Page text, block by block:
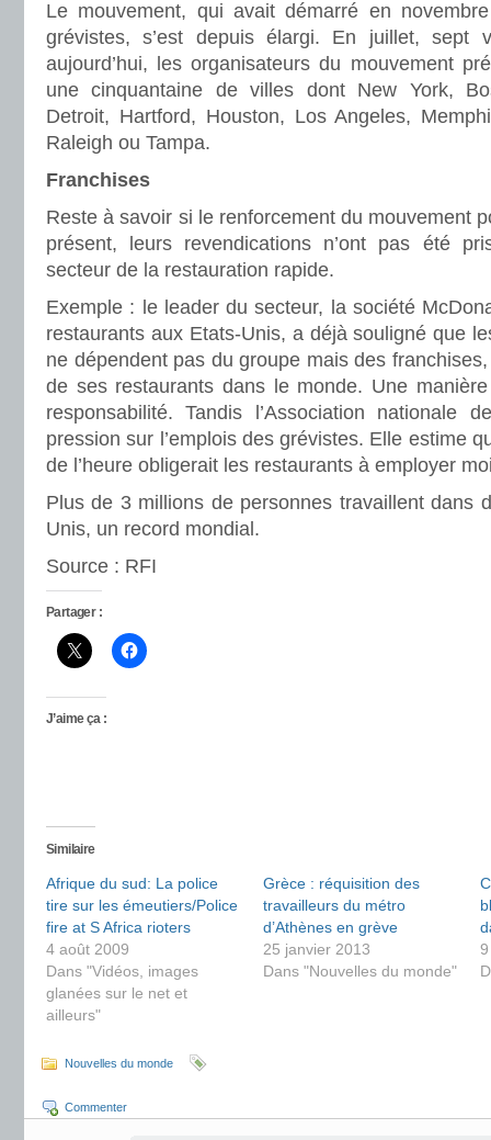
Le mouvement, qui avait démarré en
grévistes, s’est depuis élargi. En juillet, sept
aujourd’hui, les organisateurs du mouvement
une cinquantaine de villes dont New York,
Detroit, Hartford, Houston, Los Angeles,
Raleigh ou Tampa.
Franchises
Reste à savoir si le renforcement du mouvement
présent, leurs revendications n’ont pas été
secteur de la restauration rapide.
Exemple : le leader du secteur, la société
restaurants aux Etats-Unis, a déjà souligné que
ne dépendent pas du groupe mais des
de ses restaurants dans le monde. Une
responsabilité. Tandis l’Association nationale
pression sur l’emplois des grévistes. Elle estime
de l’heure obligerait les restaurants à employer
Plus de 3 millions de personnes travaillent dans
Unis, un record mondial.
Source : RFI
Partager :
J’aime ça :
Similaire
Afrique du sud: La police
tire sur les émeutiers/Police
fire at S Africa rioters
4 août 2009
Dans "Vidéos, images
glanées sur le net et
ailleurs"
Grèce : réquisition des
travailleurs du métro
d’Athènes en grève
25 janvier 2013
Dans "Nouvelles du monde"
Nouvelles du monde
Commenter